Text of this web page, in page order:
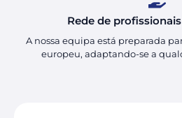
Rede de
A nossa equipa está preparada
europeu, adaptando-se a